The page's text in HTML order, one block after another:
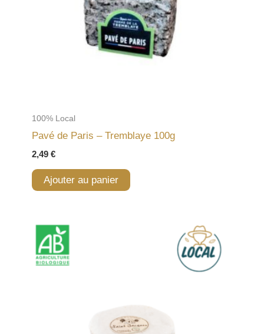
100% Local
Pavé de Paris – Tremblaye 100g
2,49 €
Ajouter au panier